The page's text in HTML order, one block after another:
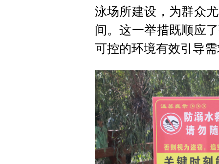
泳场所建设，为群众
间。这一举措既顺应
可控的环境有效引导